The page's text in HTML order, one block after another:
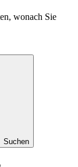
wonach Sie
Suchen